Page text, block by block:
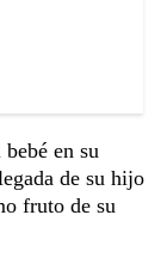
en su
de su hijo
fruto de su